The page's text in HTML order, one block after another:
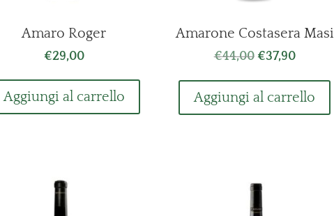
Amaro Roger
€29,00
Aggiungi al carrello
Amarone Costasera Masi
€44,00 Il
originale
€37,90Il
attuale
Aggiungi al carrello